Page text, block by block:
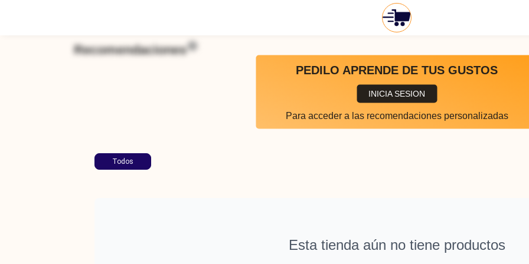
PEDILO APRENDE DE TUS GUSTOS
INICIA SESION
Para acceder a las recomendaciones personalizadas
Recomendaciones
Todos
Esta tienda aún no tiene productos